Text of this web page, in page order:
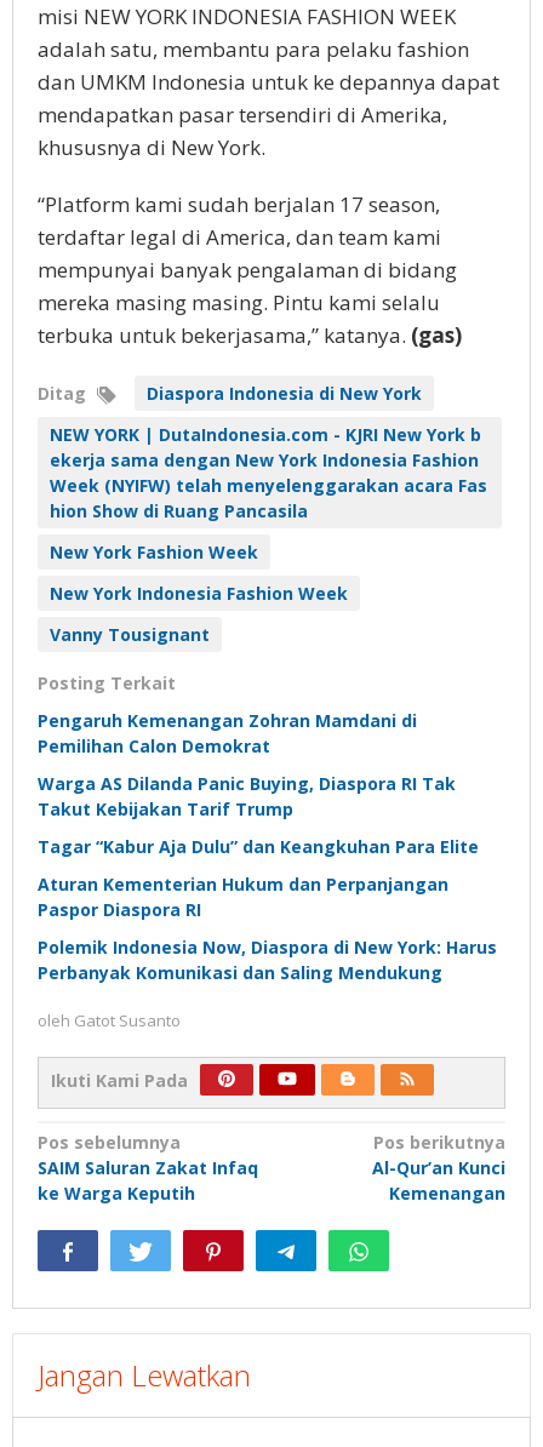
misi NEW YORK INDONESIA FASHION WEEK
adalah satu, membantu para pelaku fashion
dan UMKM Indonesia untuk ke depannya dapat
mendapatkan pasar tersendiri di Amerika,
khususnya di New York.
“Platform kami sudah berjalan 17 season,
terdaftar legal di America, dan team kami
mempunyai banyak pengalaman di bidang
mereka masing masing. Pintu kami selalu
terbuka untuk bekerjasama,” katanya. (gas)
Ditag
Diaspora Indonesia di New York
NEW YORK | DutaIndonesia.com - KJRI New York b
ekerja sama dengan New York Indonesia Fashion
Week (NYIFW) telah menyelenggarakan acara Fas
hion Show di Ruang Pancasila
New York Fashion Week
New York Indonesia Fashion Week
Vanny Tousignant
Posting Terkait
Pengaruh Kemenangan Zohran Mamdani di
Pemilihan Calon Demokrat
Warga AS Dilanda Panic Buying, Diaspora RI Tak
Takut Kebijakan Tarif Trump
Tagar “Kabur Aja Dulu” dan Keangkuhan Para Elite
Aturan Kementerian Hukum dan Perpanjangan
Paspor Diaspora RI
Polemik Indonesia Now, Diaspora di New York: Harus
Perbanyak Komunikasi dan Saling Mendukung
oleh Gatot Susanto
Ikuti Kami Pada
Navigasi
pos
Pos sebelumnya
SAIM Saluran Zakat Infaq
ke Warga Keputih
Pos berikutnya
Al-Qur’an Kunci
Kemenangan
Jangan Lewatkan